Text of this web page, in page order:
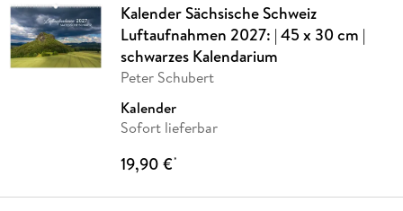
Kalender Sächsische Schweiz
Luftaufnahmen 2027: | 45 x 30 cm |
schwarzes Kalendarium
Peter Schubert
Kalender
Sofort lieferbar
19,90 €*